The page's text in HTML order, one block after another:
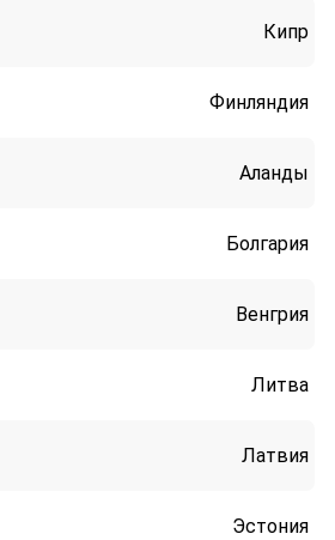
Кипр
Финляндия
Аланды
Болгария
Венгрия
Литва
Латвия
Эстония